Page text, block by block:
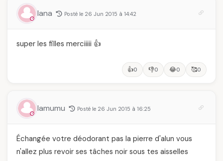
lana Posté le 26 Jun 2015 à 14:42
super les filles merciiiii 👍
👍0 👎0 😂0 🥰0
lamumu Posté le 26 Jun 2015 à 16:25
Échangée votre déodorant pas la pierre d'alun vous
n'allez plus revoir ses tâches noir sous tes aisselles